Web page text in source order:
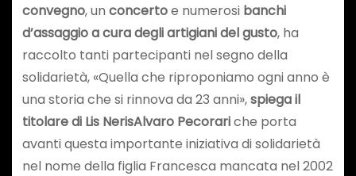
convegno, un concertoe numerosi banchi
d’assaggio a cura degli artigiani del gusto, ha
raccolto tanti partecipanti nel segno della
solidarietà, «Quella che riproponiamo ogni anno è
una storia che si rinnova da 23 anni»,spiega il
titolare di Lis NerisAlvaro Pecorariche porta
avanti questa importante iniziativa di solidarietà
nel nome della figlia Francesca mancata nel 2002